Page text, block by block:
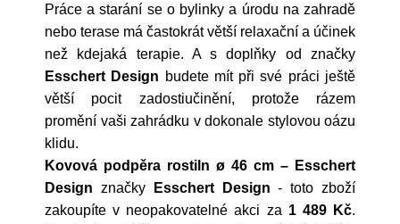
Práce a starání se o bylinky a úrodu na zahradě
nebo terase má častokrát větší relaxační a účinek
než kdejaká terapie. A s doplňky od značky
Esschert Design budete mít při své práci ještě
větší pocit zadostiučinění, protože rázem
promění vaši zahrádku v dokonale stylovou oázu
klidu.
Kovová podpěra rostiln ø 46 cm – Esschert
Design značky Esschert Design - toto zboží
zakoupíte v neopakovatelné akci za 1 489 Kč.